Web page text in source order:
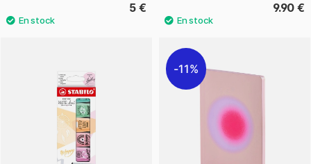
5 € 9.90 €
11%